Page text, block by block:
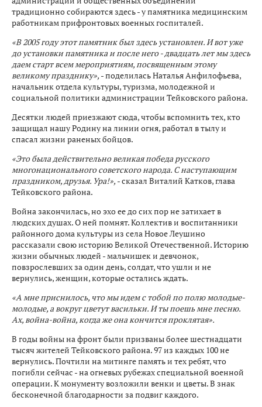
традиционно собираются здесь - у памятника медицинским
работникам прифронтовых военных госпиталей.
«В 2005 году этот памятник был здесь установлен. И вот уже
до установки памятника и после него - двадцать лет мы здесь
даем старт всем мероприятиям, посвященным этому
великому празднику», - поделилась Наталья Анфилофьева,
начальник отдела культуры, туризма, молодежной и
социальной политики администрации Тейковского района.
Десятки людей приезжают сюда, чтобы вспомнить тех, кто
защищал нашу Родину на линии огня, работал в тылу и
спасал жизни раненых бойцов.
«Это была действительно великая победа русского
многонационального советского народа. С наступающим
праздником, друзья. Ура!», - сказал Виталий Катков, глава
Тейковского района.
Война закончилась, но эхо ее до сих пор не затихает в
людских душах. О ней помнят. Коллектив и воспитанники
районного дома культуры из села Новое Леушино
рассказали свою историю Великой Отечественной. Историю
жизни обычных людей - мальчишек и девчонок,
повзрослевших за один день, солдат, что ушли и не
вернулись, женщин, которые остались ждать.
«А мне приснилось, что мы идем с тобой по полю молодые-
молодые, а вокруг цветут васильки. И ты поешь мне песню.
Ах, война-война, когда же она кончится проклятая».
В годы войны на фронт были призваны более шестнадцати
тысяч жителей Тейковского района. 97 из каждых 100 не
вернулись. Почтили на митинге память и тех ребят, что
погибли сейчас - на огневых рубежах специальной военной
операции. К монументу возложили венки и цветы. В знак
бесконечной благодарности за подвиг каждого.